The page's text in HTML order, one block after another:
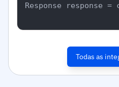
Response response
Todas as